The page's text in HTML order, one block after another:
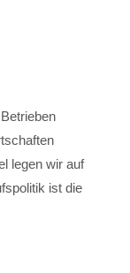
legen wir auf
ist die